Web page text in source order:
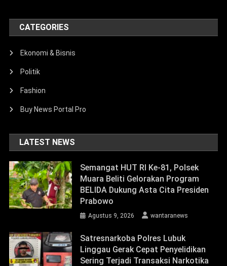
CATEGORIES
Ekonomi & Bisnis
Politik
Fashion
Buy News Portal Pro
LATEST NEWS
Semangat HUT RI Ke-81, Polsek
Muara Beliti Gelorakan Program
BELIDA Dukung Asta Cita Presiden
Prabowo
Agustus 9, 2026 wantaranews
Satresnarkoba Polres Lubuk
Linggau Gerak Cepat Penyelidikan
Sering Terjadi Transaksi Narkotika